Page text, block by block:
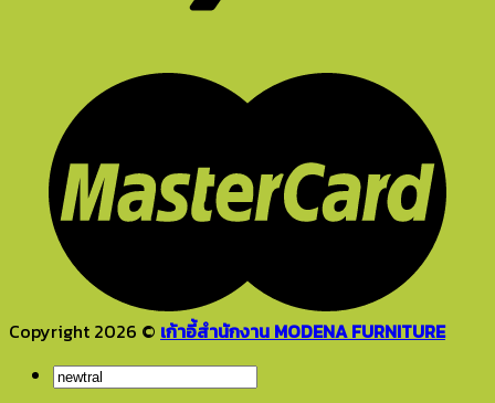
Copyright 2026 © เก้าอี้สำนักงาน MODENA FURNITURE
ค้นหา: